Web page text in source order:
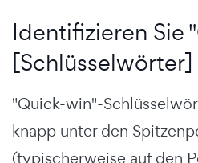
Identifizieren Sie
[Schlüsselwörter]
"Quick-win"-
knapp unter den
(typischerweise auf den